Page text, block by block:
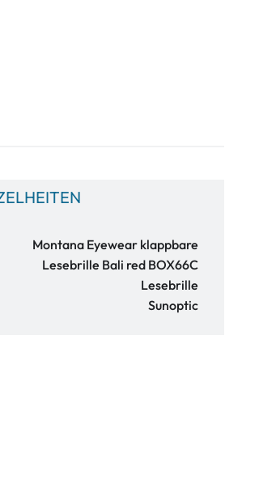
Montana Eyewear klappbare
Lesebrille Bali red BOX66C
Lesebrille
Sunoptic